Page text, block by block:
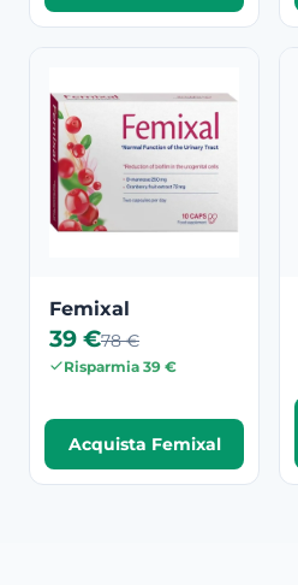
Femixal
39 €78 €
Risparmia 39 €
Acquista Femixal